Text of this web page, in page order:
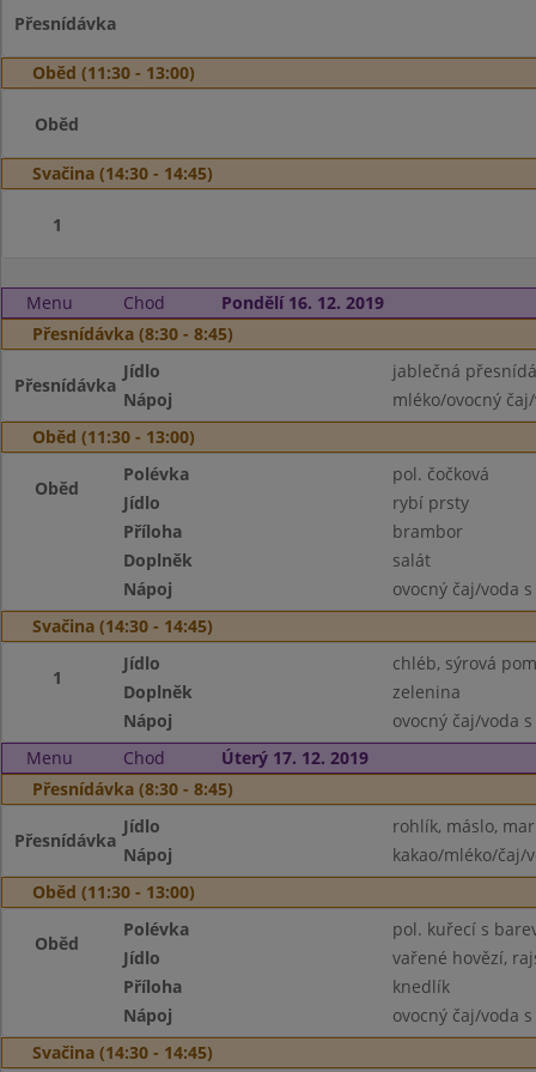
Přesnídávka
Oběd (11:30 - 13:00)
Oběd
Svačina (14:30 - 14:45)
1
Menu Chod
Pondělí 16. 12. 2019
Přesnídávka (8:30 - 8:45)
Přesnídávka
Jídlo
jablečná
Nápoj
mléko/ovocný
Oběd (11:30 - 13:00)
Oběd
Polévka
pol. čočková
Jídlo
rybí prsty
Příloha
brambor
Doplněk
salát
Nápoj
ovocný čaj/voda
Svačina (14:30 - 14:45)
1
Jídlo
chléb, sýrová
Doplněk
zelenina
Nápoj
ovocný čaj/voda
Menu
Chod
Úterý 17. 12. 2019
Přesnídávka (8:30 - 8:45)
Přesnídávka
Jídlo
rohlík, máslo,
Nápoj
kakao/mléko/čaj/
Oběd (11:30 - 13:00)
Oběd
Polévka
pol. kuřecí s
Jídlo
vařené hovězí,
Příloha
knedlík
Nápoj
ovocný čaj/voda
Svačina (14:30 - 14:45)